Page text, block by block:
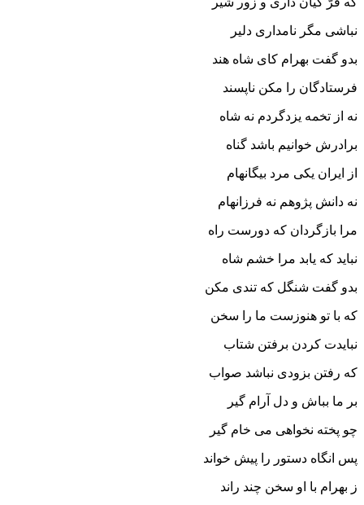
نباشى مگر نامدارى دلیر
بدو گفت بهرام کاى شاه هند
فرستادگان را مکن ناپسند
نه از تخمه یزدگردم نه شاه
برادرش خوانیم باشد گناه‏
از ایران یکى مرد بیگانه‏ام
نه دانش پژوهم نه فرزانه‏ام‏
مرا بازگردان که دورست راه
نباید که یابد مرا خشم شاه‏
بدو گفت شنگل که تندى مکن
که با تو هنوزست ما را سخن‏
نبایدت کردن برفتن شتاب
که رفتن بزودى نباشد صواب‏
بر ما بباش و دل آرام گیر
چو پخته نخواهى مى خام گیر
پس انگاه دستور را پیش خواند
ز بهرام با او سخن چند راند